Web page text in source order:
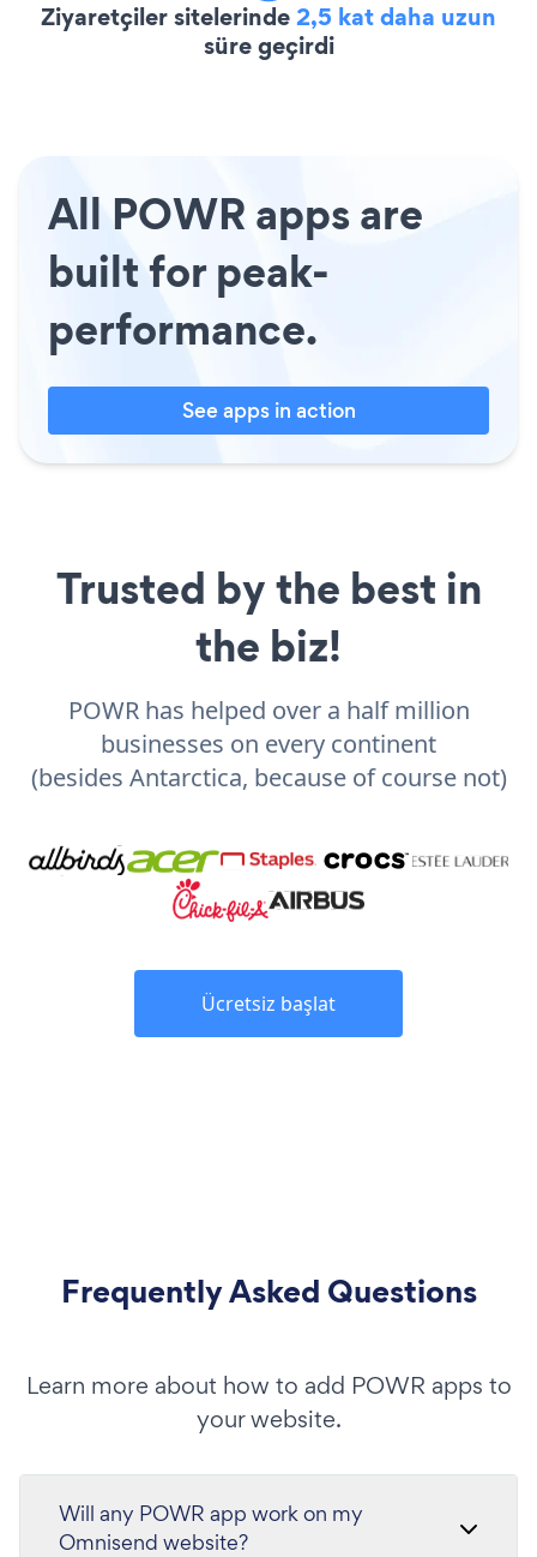
Ziyaretçiler sitelerinde2,5 kat daha uzun
süre geçirdi
All POWR apps are
built for peak-
performance.
See apps in action
Trusted by the best in
the biz!
POWR has helped over a half million
businesses on every continent
(besides Antarctica, because of course not)
Ücretsiz başlat
Frequently Asked Questions
Learn more about how to add POWR apps to
your website.
Will any POWR app work on my
Omnisend website?